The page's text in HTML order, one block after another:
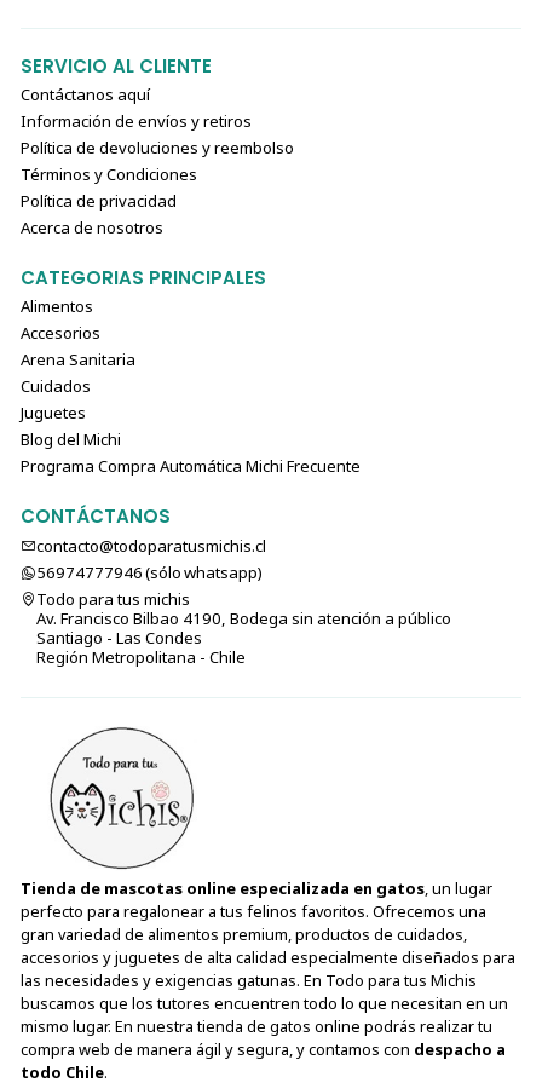
SERVICIO AL CLIENTE
Contáctanos aquí
Información de envíos y retiros
Política de devoluciones y reembolso
Términos y Condiciones
Política de privacidad
Acerca de nosotros
CATEGORIAS PRINCIPALES
Alimentos
Accesorios
Arena Sanitaria
Cuidados
Juguetes
Blog del Michi
Programa Compra Automática Michi Frecuente
CONTÁCTANOS
contacto@todoparatusmichis.cl
56974777946 (sólo⁣⁣⁣⁣⁣​​​​​​​​​​​​​​​ whatsapp)
Todo para tus michis
Av. Francisco Bilbao 4190, Bodega sin atención a público
Santiago - Las Condes
Región Metropolitana - Chile
Tienda de mascotas online especializada en gatos, un lugar
perfecto para regalonear a tus felinos favoritos. Ofrecemos una
gran variedad de alimentos premium, productos de cuidados,
accesorios y juguetes de alta calidad especialmente diseñados para
las necesidades y exigencias gatunas. En Todo para tus Michis
buscamos que los tutores encuentren todo lo que necesitan en un
mismo lugar. En nuestra tienda de gatos online podrás realizar tu
compra web de manera ágil y segura, y contamos con despacho a
todo Chile.